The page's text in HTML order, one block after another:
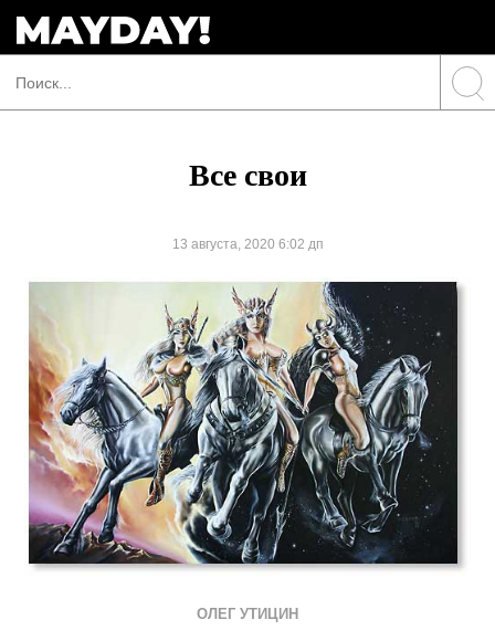
Все свои
13 августа, 2020 6:02 дп
ОЛЕГ УТИЦИН